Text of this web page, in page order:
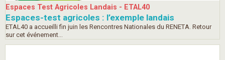
Espaces Test Agricoles Landais - ETAL40
Espaces-test agricoles : l’exemple landais
ETAL40 a accueilli fin juin les Rencontres Nationales du RENETA. Retour
sur cet événement...